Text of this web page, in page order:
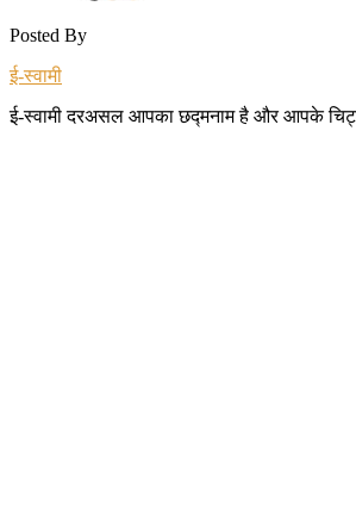
Posted By
ई-स्वामी
ई-स्वामी दरअसल आपका छद्मनाम है और आपके चिट्ठे